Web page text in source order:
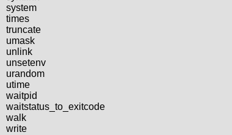
system
times
truncate
umask
unlink
unsetenv
urandom
utime
waitpid
waitstatus_to_exitcode
walk
write